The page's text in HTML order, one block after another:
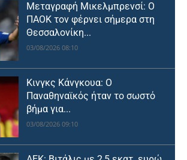
Μεταγραφή Μικελμπρενσί: Ο
ΠΑΟΚ τον φέρνει σήμερα στη
Θεσσαλονίκη...
03/08/2026 08:10
Κινγκς Κάνγκουα: Ο
Παναθηναϊκός ήταν το σωστό
βήμα για...
03/08/2026 09:10